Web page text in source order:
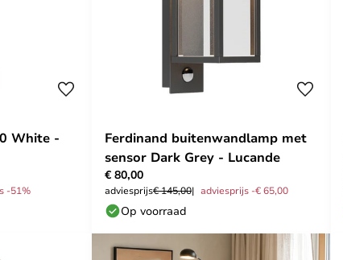
White -
-51%
Ferdinand buitenwandlamp met
sensor Dark Grey - Lucande
€ 80,00
adviesprijs€ 145,00 adviesprijs -€ 65,00
Op voorraad